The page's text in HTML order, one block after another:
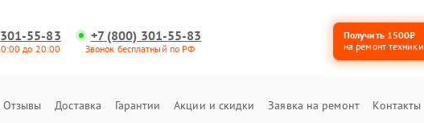
55-83
до 20:00
+7 (800) 301-55-83
Звонок бесплатный по РФ
Получить 1500₽
на ремонт техники
Отзывы Доставка Гарантии Акции и скидки Заявка на ремонт Контакты